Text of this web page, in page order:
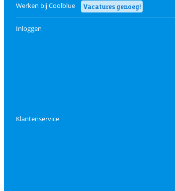
Werken bij Coolblue Vacatures genoeg!
Inloggen
Klantenservice